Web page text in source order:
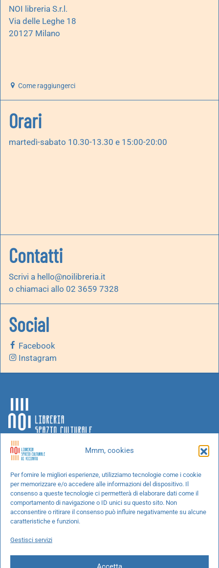
Mmm, cookies
Per fornire le migliori esperienze, utilizziamo tecnologie come i cookie
per memorizzare e/o accedere alle informazioni del dispositivo. Il
consenso a queste tecnologie ci permetterà di elaborare dati come il
comportamento di navigazione o ID unici su questo sito. Non
acconsentire o ritirare il consenso può influire negativamente su alcune
caratteristiche e funzioni.
Gestisci servizi
NOI libreria S.r.l.
Via delle Leghe 18
20127 Milano
Come raggiungerci
Orari
martedì-sabato 10.30-13.30 e 15:00-20:00
Contatti
Scrivi a hello@noilibreria.it
o chiamaci allo 02 3659 7328
Social
Facebook
Instagram
Chi siamo
Progetti speciali
Richiedi un libro
Spedizioni
Cookie Policy